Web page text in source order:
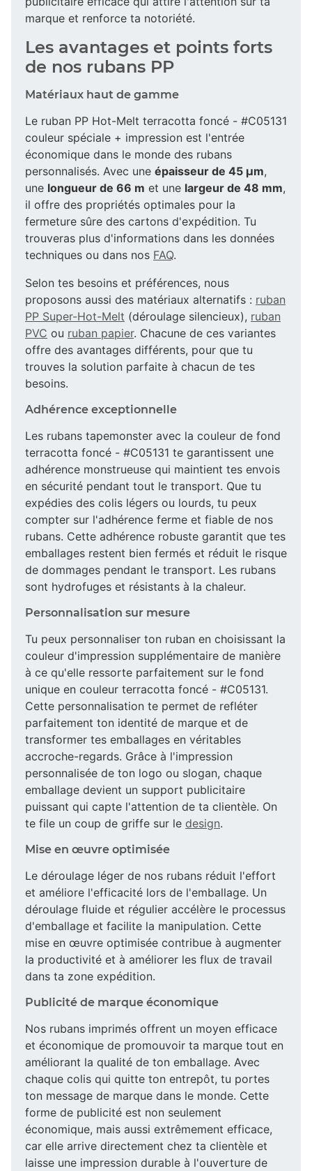
marque et renforce ta notoriété.
Les avantages et points forts
de nos rubans PP
Matériaux haut de gamme
Le ruban PP Hot-Melt terracotta foncé - #C05131
couleur spéciale + impression est l'entrée
économique dans le monde des rubans
personnalisés. Avec une épaisseur de 45 µm,
une longueur de 66 m et une largeur de 48 mm,
il offre des propriétés optimales pour la
fermeture sûre des cartons d'expédition. Tu
trouveras plus d'informations dans les données
techniques ou dans nos FAQ.
Selon tes besoins et préférences, nous
proposons aussi des matériaux alternatifs : ruban
PP Super-Hot-Melt (déroulage silencieux), ruban
PVC ou ruban papier. Chacune de ces variantes
offre des avantages différents, pour que tu
trouves la solution parfaite à chacun de tes
besoins.
Adhérence exceptionnelle
Les rubans tapemonster avec la couleur de fond
terracotta foncé - #C05131 te garantissent une
adhérence monstrueuse qui maintient tes envois
en sécurité pendant tout le transport. Que tu
expédies des colis légers ou lourds, tu peux
compter sur l'adhérence ferme et fiable de nos
rubans. Cette adhérence robuste garantit que tes
emballages restent bien fermés et réduit le risque
de dommages pendant le transport. Les rubans
sont hydrofuges et résistants à la chaleur.
Personnalisation sur mesure
Tu peux personnaliser ton ruban en choisissant la
couleur d'impression supplémentaire de manière
à ce qu'elle ressorte parfaitement sur le fond
unique en couleur terracotta foncé - #C05131.
Cette personnalisation te permet de refléter
parfaitement ton identité de marque et de
transformer tes emballages en véritables
accroche-regards. Grâce à l'impression
personnalisée de ton logo ou slogan, chaque
emballage devient un support publicitaire
puissant qui capte l'attention de ta clientèle. On
te file un coup de griffe sur le design.
Mise en œuvre optimisée
Le déroulage léger de nos rubans réduit l'effort
et améliore l'efficacité lors de l'emballage. Un
déroulage fluide et régulier accélère le processus
d'emballage et facilite la manipulation. Cette
mise en œuvre optimisée contribue à augmenter
la productivité et à améliorer les flux de travail
dans ta zone expédition.
Publicité de marque économique
Nos rubans imprimés offrent un moyen efficace
et économique de promouvoir ta marque tout en
améliorant la qualité de ton emballage. Avec
chaque colis qui quitte ton entrepôt, tu portes
ton message de marque dans le monde. Cette
forme de publicité est non seulement
économique, mais aussi extrêmement efficace,
car elle arrive directement chez ta clientèle et
laisse une impression durable à l'ouverture de